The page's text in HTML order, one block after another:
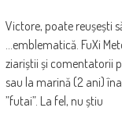
Victore, poate reușești
...emblematică. FuXi
ziariștii și comentatorii
sau la marină (2 ani)
”futai”. La fel, nu știu